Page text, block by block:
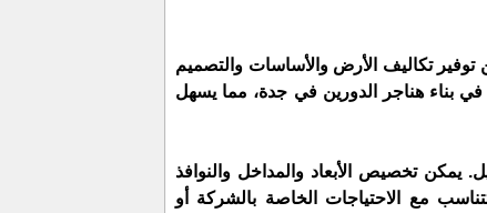
توفير تكاليف الأرض والأساسات والتصميم
في بناء هناجر الدورين في جدة، مما يسهل
تخصيص الأبعاد والمداخل والنوافذ
مع الاحتياجات الخاصة بالشركة أو